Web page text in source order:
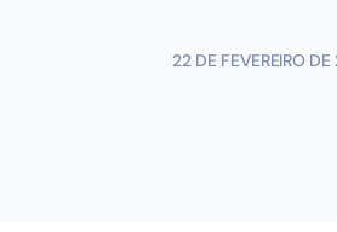
22 DE FEVEREIRO